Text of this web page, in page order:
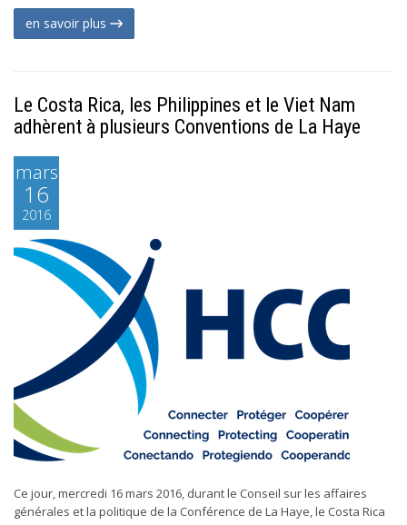
en savoir plus
Le Costa Rica, les Philippines et le Viet Nam
adhèrent à plusieurs Conventions de La Haye
mars
16
2016
Ce jour, mercredi 16 mars 2016, durant le Conseil sur les affaires
générales et la politique de la Conférence de La Haye, le Costa Rica